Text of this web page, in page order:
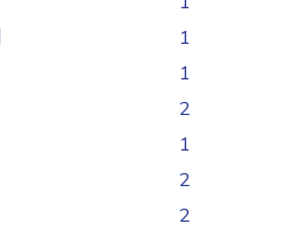
1
1
2
1
2
2